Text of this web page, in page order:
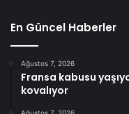
En Güncel Haberler
Ağustos 7, 2026
Fransa kabusu
kovalıyor